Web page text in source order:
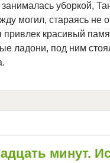
уборкой,
могил, стараясь не
красивый
ладони, под ним
минут.